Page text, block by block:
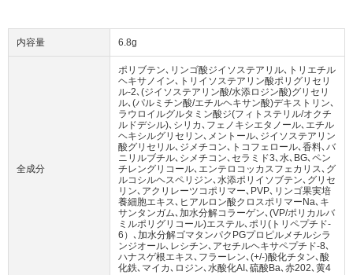
内容量 6.8g
全成分
ポリブテン､リンゴ酸ジイソステアリル､トリエチル
ヘキサノイン､トリイソステアリン酸ポリグリセリ
ル‐2､(ジイソステアリン酸/水添ロジン酸)グリセリ
ル､(パルミチン酸/エチルヘキサン酸)デキストリン､
ラウロイルグルタミン酸ジ(フィトステリル/オクチ
ルドデシル)､シリカ､フェノキシエタノール､エチル
ヘキシルグリセリン､メントール､ジイソステアリン
酸グリセリル､ジメチコン､トコフェロール､香料､バ
ニリルブチル､シメチコン､セラミド3､水､BG､ペン
チレングリコール､エンテロコッカスフェカリス､グ
ルコシルヘスペリジン､水添ポリイソブテン､グリセ
リン､アクリレーツコポリマー､PVP､リンゴ果実培
養細胞エキス､ヒアルロン酸クロスポリマーNa､キ
サンタンガム､加水分解コラーゲン､(VP/ポリカルバ
ミルポリグリコール)エステル､ポリ(トリペプチド‐
6）､加水分解ゴマタンパクPGプロピルメチルシラ
ンジオール､レシチン､アセチルヘキサペプチド‐8､
ハナスゲ根エキス､フラーレン､(+/-)酸化チタン､酸
化鉄､マイカ､ロジン､水酸化AI､硫酸Ba､赤202､黄4